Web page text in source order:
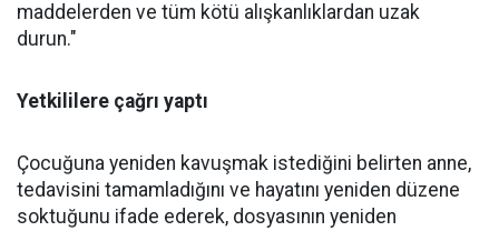
maddelerden ve tüm kötü alışkanlıklardan uzak
durun."
Yetkililere çağrı yaptı
Çocuğuna yeniden kavuşmak istediğini belirten anne,
tedavisini tamamladığını ve hayatını yeniden düzene
soktuğunu ifade ederek, dosyasının yeniden